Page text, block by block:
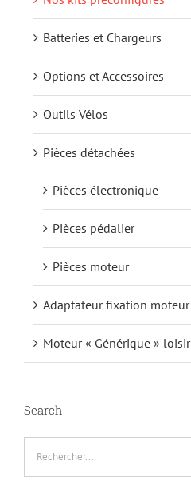
La boutique
Contact
Batteries et Chargeurs
Options et Accessoires
Outils Vélos
Pièces détachées
Pièces électronique
Pièces pédalier
Pièces moteur
Adaptateur fixation moteur
Moteur « Générique » loisir
Search